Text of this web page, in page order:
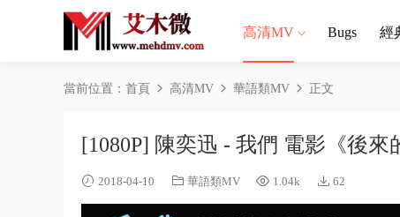
高清MV Bugs 經
當前位置： 首頁 高清MV 華語類MV 正文
[1080P] 陳奕迅 - 我們 電影《後來
2018-04-10 華語類MV 1.04k 62